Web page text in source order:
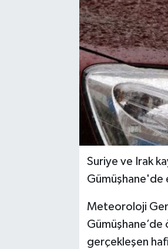
Suriye ve Irak
Gümüşhane'de
Meteoroloji
gerçekleşen